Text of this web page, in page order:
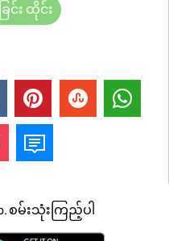
င်း ထိုင်း
စမ်းသုံးကြည့်ပါ